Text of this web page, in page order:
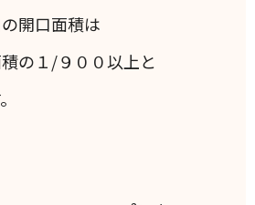
開口面積は
の１/９００以上と